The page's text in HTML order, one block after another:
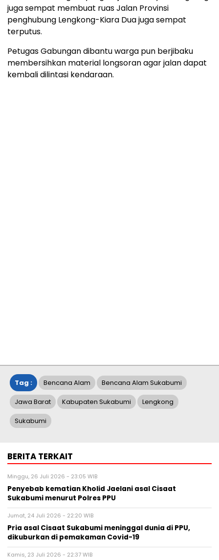
juga sempat membuat ruas Jalan Provinsi
penghubung Lengkong-Kiara Dua juga sempat
terputus.
Petugas Gabungan dibantu warga pun berjibaku
membersihkan material longsoran agar jalan dapat
kembali dilintasi kendaraan.
Tag : Bencana Alam Bencana Alam Sukabumi
Jawa Barat Kabupaten Sukabumi Lengkong
Sukabumi
BERITA TERKAIT
Minggu, 26 Juli 2026 - 23:05 WIB
Penyebab kematian Kholid Jaelani asal Cisaat
Sukabumi menurut Polres PPU
Jumat, 24 Juli 2026 - 22:20 WIB
Pria asal Cisaat Sukabumi meninggal dunia di PPU,
dikuburkan di pemakaman Covid-19
Kamis, 23 Juli 2026 - 22:37 WIB